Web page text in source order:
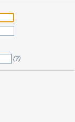
(?)